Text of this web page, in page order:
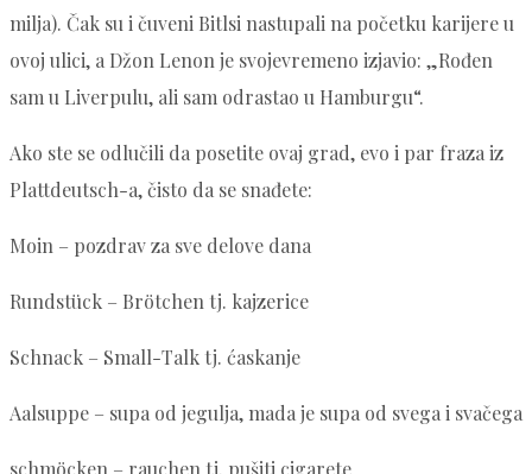
milja). Čak su i čuveni Bitlsi nastupali na početku karijere u
ovoj ulici, a Džon Lenon je svojevremeno izjavio: „Rođen
sam u Liverpulu, ali sam odrastao u Hamburgu“.
Ako ste se odlučili da posetite ovaj grad, evo i par fraza iz
Plattdeutsch-a, čisto da se snađete:
Moin – pozdrav za sve delove dana
Rundstück – Brötchen tj. kajzerice
Schnack – Small-Talk tj. ćaskanje
Aalsuppe – supa od jegulja, mada je supa od svega i svačega
schmöcken – rauchen tj. pušiti cigarete